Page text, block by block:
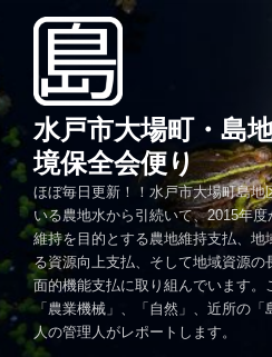
ン
へ
ス
水戸市大場町・島
境保全会便り
ほぼ毎日更新！！水戸市大場町島地
いる農地水から引続いて、2015年
維持を目的とする農地維持支払、地
る資源向上支払、そして地域資源の
面的機能支払に取り組んでいます。
「農業機械」、「自然」、近所の
人の管理人がレポートします。